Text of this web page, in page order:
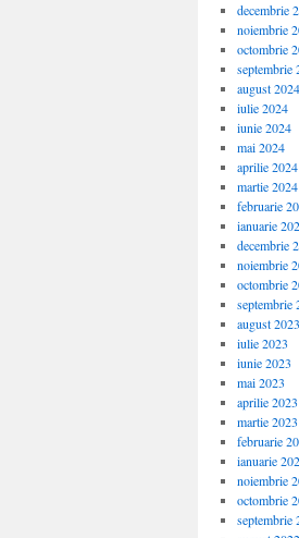
decembrie
noiembrie
octombrie
septembrie
august 2024
iulie 2024
iunie 2024
mai 2024
aprilie 2024
martie 2024
februarie
ianuarie
decembrie
noiembrie
octombrie
septembrie
august 2023
iulie 2023
iunie 2023
mai 2023
aprilie 2023
martie 2023
februarie
ianuarie
noiembrie
octombrie
septembrie